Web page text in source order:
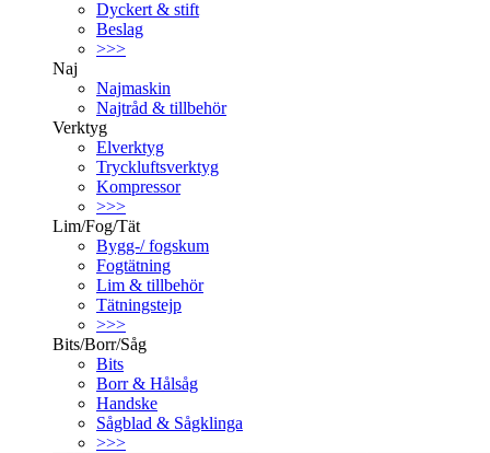
Dyckert & stift
Beslag
>>>
Naj
Najmaskin
Najtråd & tillbehör
Verktyg
Elverktyg
Tryckluftsverktyg
Kompressor
>>>
Lim/Fog/Tät
Bygg-/ fogskum
Fogtätning
Lim & tillbehör
Tätningstejp
>>>
Bits/Borr/Såg
Bits
Borr & Hålsåg
Handske
Sågblad & Sågklinga
>>>